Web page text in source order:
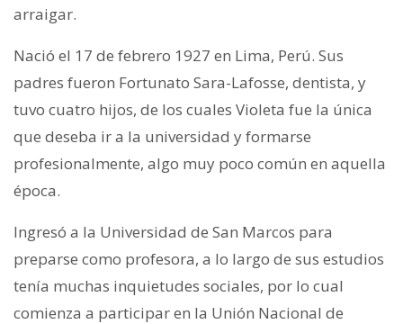
arraigar.
Nació el 17 de febrero 1927 en Lima, Perú. Sus
padres fueron Fortunato Sara-Lafosse, dentista, y
tuvo cuatro hijos, de los cuales Violeta fue la única
que deseba ir a la universidad y formarse
profesionalmente, algo muy poco común en aquella
época.
Ingresó a la Universidad de San Marcos para
preparse como profesora, a lo largo de sus estudios
tenía muchas inquietudes sociales, por lo cual
comienza a participar en la Unión Nacional de